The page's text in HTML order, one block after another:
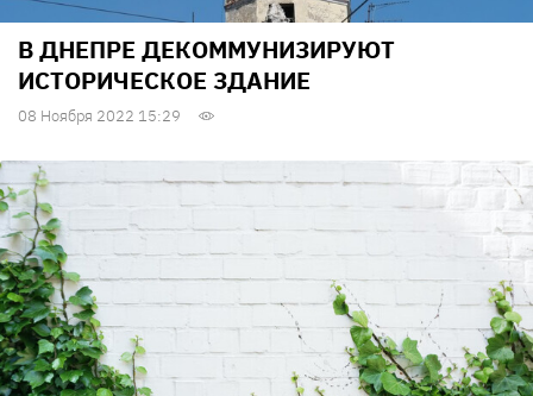
В ДНЕПРЕ ДЕКОММУНИЗИРУЮТ
ИСТОРИЧЕСКОЕ ЗДАНИЕ
08 Ноября 2022 15:29